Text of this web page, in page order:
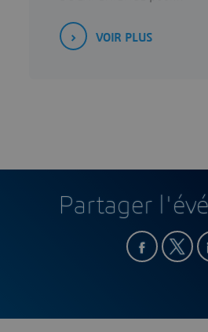
VOIR PLUS
Partager